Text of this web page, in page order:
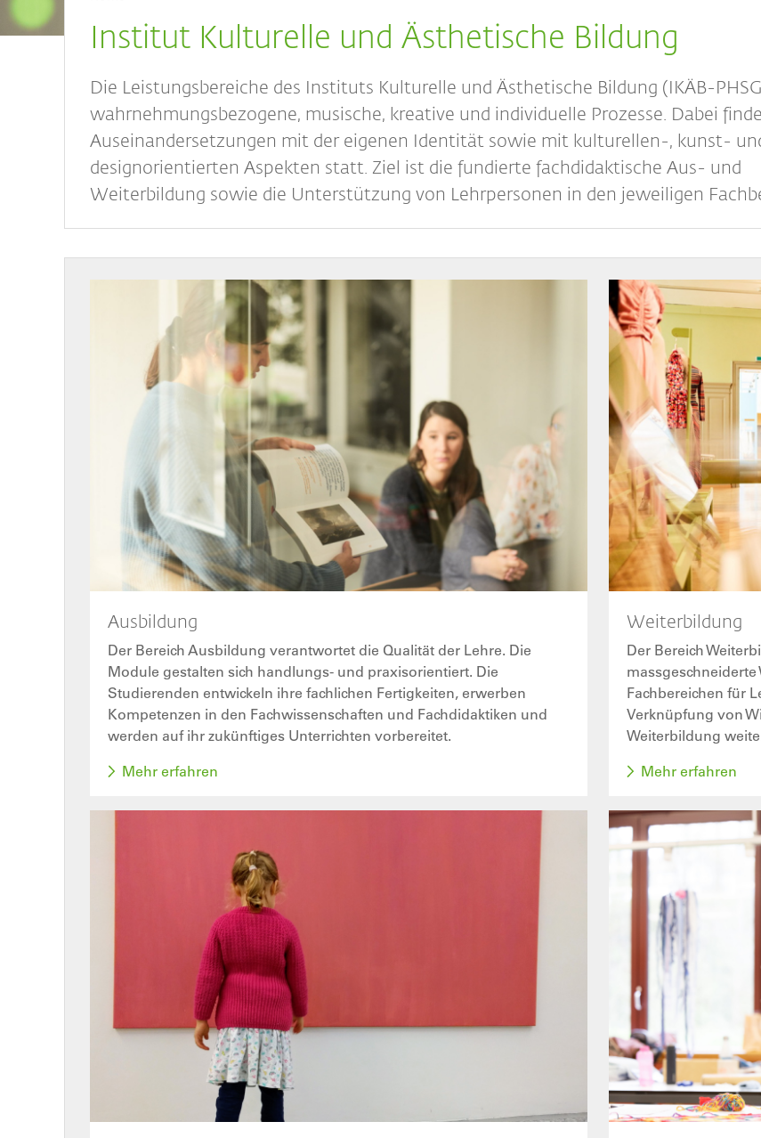
Institut Kulturelle und Ästhetische Bildung
Die Leistungsbereiche des Instituts Kulturelle und Ästhetische Bildung (IKÄB-
wahrnehmungsbezogene, musische, kreative und individuelle Prozesse. Dabei
Auseinandersetzungen mit der eigenen Identität sowie mit kulturellen-, kunst-
designorientierten Aspekten statt. Ziel ist die fundierte fachdidaktische Aus- und
Weiterbildung sowie die Unterstützung von Lehrpersonen in den jeweiligen
Ausbildung
Der Bereich Ausbildung verantwortet die Qualität der Lehre. Die
Module gestalten sich handlungs- und praxisorientiert. Die
Studierenden entwickeln ihre fachlichen Fertigkeiten, erwerben
Kompetenzen in den Fachwissenschaften und Fachdidaktiken und
werden auf ihr zukünftiges Unterrichten vorbereitet.
Mehr erfahren
Bild
Weiterbildung
Der Bereich
Fachbereichen für
Verknüpfung von
Weiterbildung
Mehr erfahren
Bild